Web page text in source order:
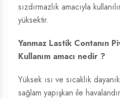
sızdırmazlık amacıyla
yüksektir.
Yanmaz Lastik Contanın
Kullanım amacı nedir ?
Yüksek ısı ve sıcaklık
sağlam yapışkan ile